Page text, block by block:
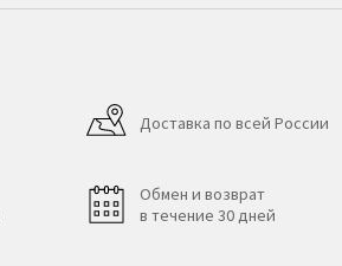
Доставка по всей России
Обмен и возврат
в течение 30 дней